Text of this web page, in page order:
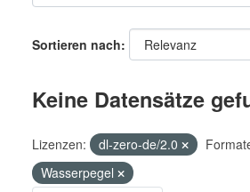
Sortieren nach
Keine Datensätze
Lizenzen: dl-zero-de/2.0
Wasserpegel